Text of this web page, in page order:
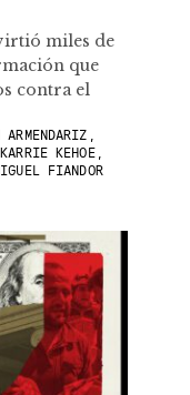
miles de
que
contra el
KEHOE,
FIANDOR